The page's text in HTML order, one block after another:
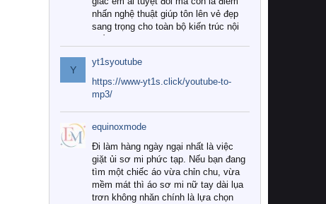
nhấn nghệ thuật giúp tôn lên vẻ đẹp
sang trọng cho toàn bộ kiến trúc nội
Tuy nhiên, giữa thị trường đa dạng
với vô vàn thương hiệu và mẫu mã
như hiện nay, làm thế nào để chọn
được những bộ chăn ga gối đệm cao
cấp thực sự chất lượng, phù hợp với
khí hậu và nhu cầu sử dụng của gia
đình? Hãy cùng chúng tôi đi tìm lời
giải đáp chi tiết qua bài viết dưới đây.
1. Tại sao các gia đình hiện đại lại ưa
chuộng chăn ga gối đệm cao cấp?
Y
yt1syoutube
https://www-yt1s.click/youtube-to-
mp3/
equinoxmode
Đi làm hàng ngày ngại nhất là việc
giặt ủi sơ mi phức tạp. Nếu bạn đang
tìm một chiếc áo vừa chỉn chu, vừa
mềm mát thì áo sơ mi nữ tay dài lụa
trơn không nhăn chính là lựa chọn